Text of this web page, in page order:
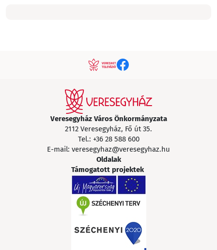
Veresegyház Város Önkormányzata
2112 Veresegyház, Fő út 35.
Tel.: +36 28 588 600
E-mail: veresegyhaz@veresegyhaz.hu
Oldalak
Támogatott projektek